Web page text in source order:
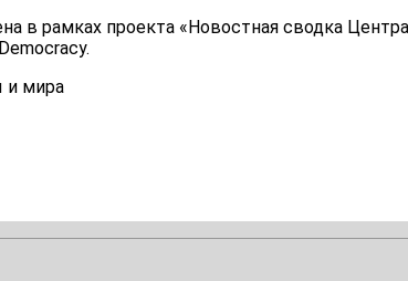
в рамках проекта «Новостная сводка
и мира